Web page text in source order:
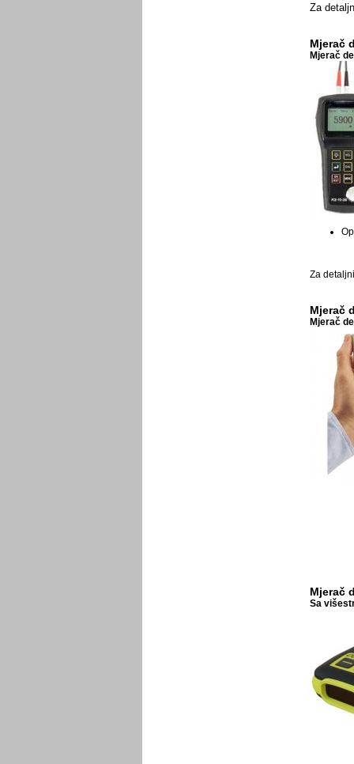
Za
Mjerač
Mjerač
Za
Mjerač
Mjerač
Mjerač
Sa